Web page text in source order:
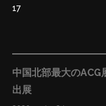
17
中国北部最大のACG
出展